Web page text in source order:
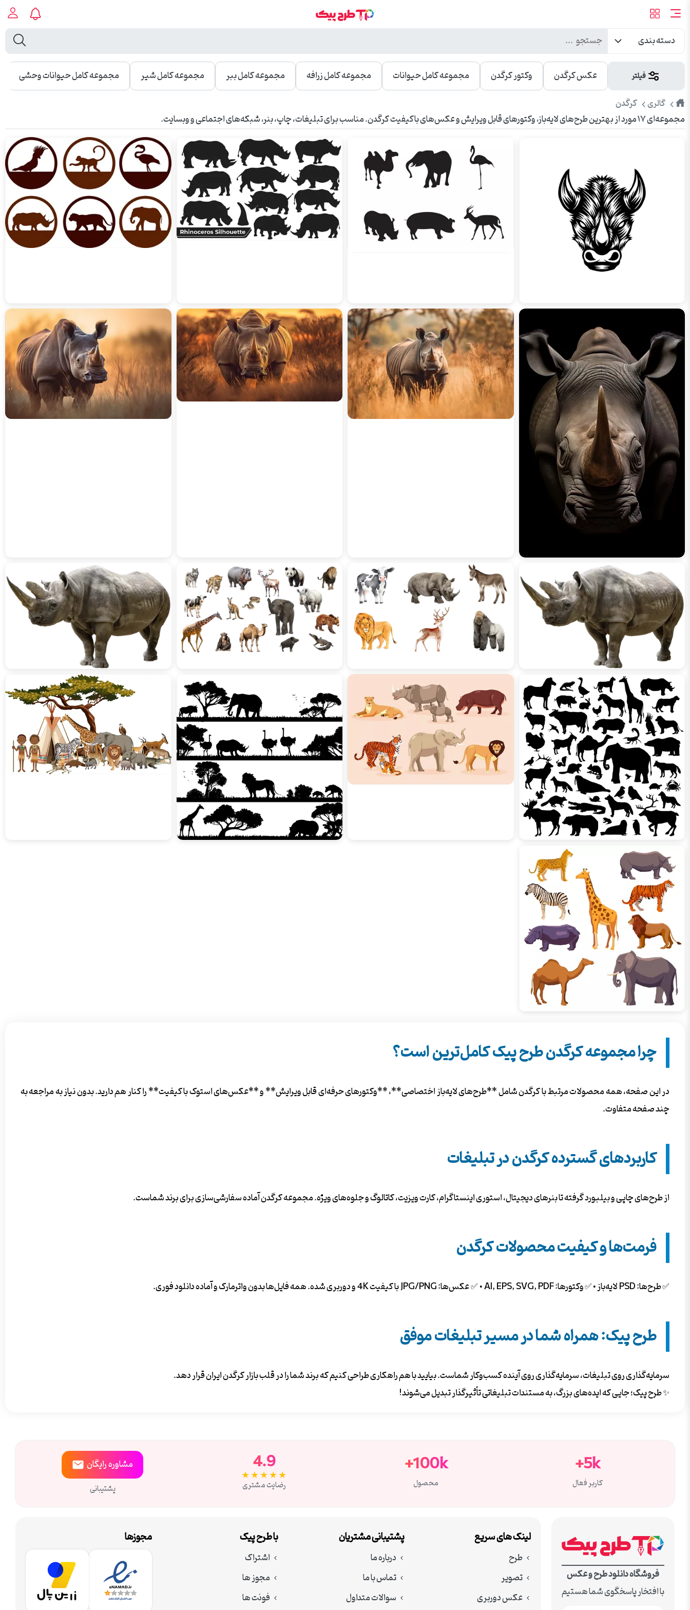
دسته بندی
فیلتر عکس کرگدن وکتور کرگدن مجموعه کامل حیوانات مجموعه کامل زرافه مجموعه کامل ببر مجموعه کامل شیر مجموعه کامل حیوانات وحشی
طرح
پیک
گالری
کرگدن
مجموعه‌ای ۱۷ مورد از بهترین طرح‌های لایه‌باز، وکتورهای قابل ویرایش و عکس‌های باکیفیت کرگدن. مناسب برای تبلیغات، چاپ، بنر، شبکه‌های اجتماعی و وبسایت.
چرا مجموعه کرگدن طرح پیک کامل‌ترین است؟
در این صفحه، همه محصولات مرتبط با کرگدن شامل **طرح‌های لایه‌باز اختصاصی**، **وکتورهای حرفه‌ای قابل ویرایش** و **عکس‌های استوک با کیفیت** را کنار هم دارید. بدون نیاز به مراجعه به
چند صفحه متفاوت.
کاربردهای گسترده کرگدن در تبلیغات
از طرح‌های چاپی و بیلبورد گرفته تا بنرهای دیجیتال، استوری اینستاگرام، کارت ویزیت، کاتالوگ و جلوه‌های ویژه. مجموعه کرگدن آماده سفارشی‌سازی برای برند شماست.
فرمت‌ها و کیفیت محصولات کرگدن
✅ طرح‌ها: PSD لایه‌باز • ✅ وکتورها: AI, EPS, SVG, PDF • ✅ عکس‌ها: JPG/PNG با کیفیت 4K و دوربری شده. همه فایل‌ها بدون واترمارک و آماده دانلود فوری.
طرح پیک: همراه شما در مسیر تبلیغات موفق
سرمایه‌گذاری روی تبلیغات، سرمایه‌گذاری روی آینده کسب‌وکار شماست. بیایید با هم راهکاری طراحی کنیم که برند شما را در قلب بازار کرگدن ایران قرار دهد.
✨ طرح پیک؛ جایی که ایده‌های بزرگ، به مستندات تبلیغاتی تأثیرگذار تبدیل می‌شوند!
5k+
کاربر فعال
100k+
محصول
4.9
★★★★★
رضایت مشتری
مشاورهرایگان
پشتیبانی
فروشگاه دانلود طرح و عکس
با افتخار پاسخگوی شما هستیم
لینک های سریع
طرح
تصویر
عکس دوربری
پشتیبانی مشتریان
درباره ما
تماس با ما
سوالات متداول
با طرح پیک
اشتراک
مجوز ها
فونت ها
مجوزها